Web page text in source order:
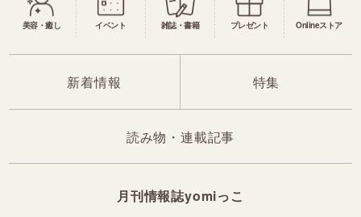
美容・癒し イベント 雑誌・書籍 プレゼント Onlineストア
新着情報 特集
読み物・連載記事
月刊情報誌yomiっこ